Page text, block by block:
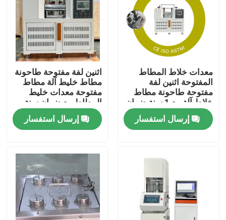
معلومات عنا
جولة في المعمل
مراقبة الجودة
اتصل بنا
حالات
آلات الاختبار المعملية
معدات خلاط المطاط
المفتوحة اثنين لفة
مفتوحة طاحونة مطاط
خلاط آلة مع 1 سنة ضمان
المطاط خليط قدرة 0.3
إلى 2 كجم
إرسال استفسار
اثنين لفة مفتوحة طاحونة
مطاط خليط آلة مطاط
مفتوحة معدات خليط
المطاط مع ضمان سنة
واحدة المطاط خليط
قدرة 0.3 إلى 2 كجم إرسال استفسار